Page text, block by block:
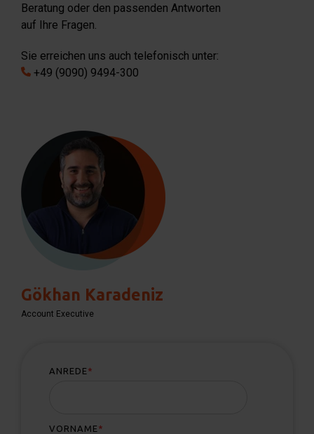
Beratung oder den passenden Antworten
auf Ihre Fragen.
Sie erreichen uns auch telefonisch unter:
+49 (9090) 9494-300
Gökhan Karadeniz
Account Executive
ANREDE *
VORNAME *